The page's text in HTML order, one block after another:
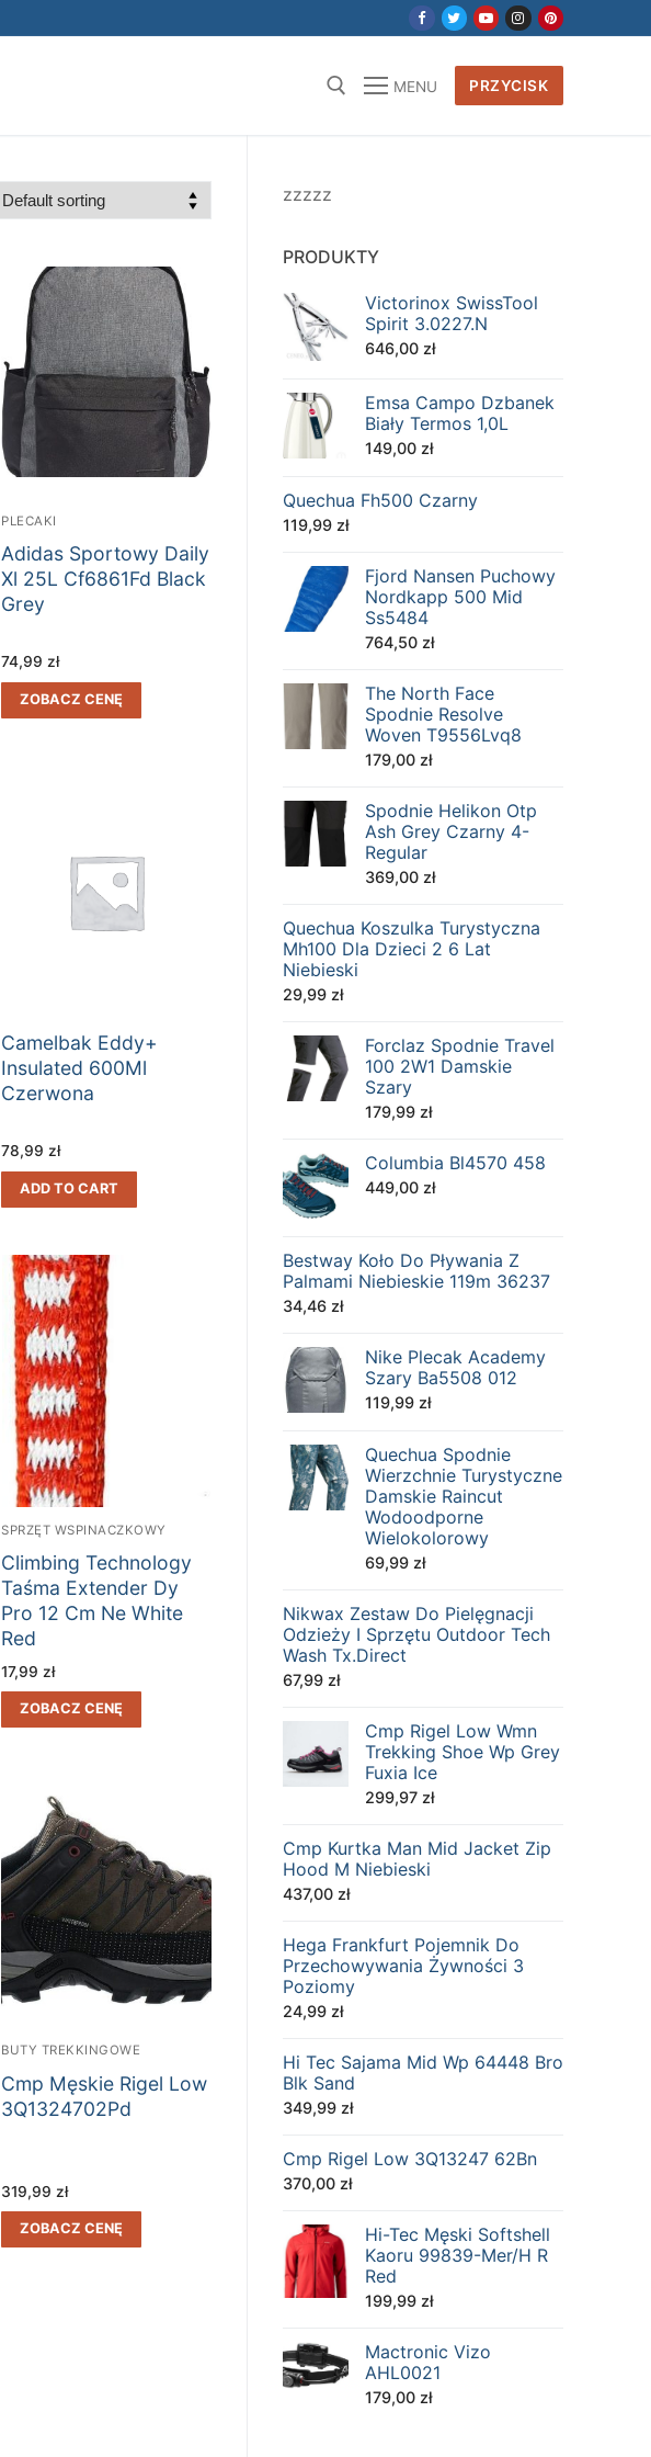
Szukaj:
MENU PRZYCISK
PLECAKI
Adidas Sportowy Daily
Xl 25L Cf6861Fd Black
Grey
74,99zł
ZOBACZ CENĘ
Camelbak Eddy+
Insulated 600Ml
Czerwona
78,99zł
ADD TO CART
SPRZĘT WSPINACZKOWY
Climbing Technology
Taśma Extender Dy
Pro 12 Cm Ne White
Red
17,99 zł
ZOBACZ CENĘ
BUTY TREKKINGOWE
Cmp Męskie Rigel Low
3Q1324702Pd
319,99 zł
ZOBACZ CENĘ
zzzzz
PRODUKTY
Victorinox SwissTool
Spirit 3.0227.N
646,00 zł
Emsa Campo Dzbanek
Biały Termos 1,0L
149,00 zł
Quechua Fh500 Czarny
119,99 zł
Fjord Nansen Puchowy
Nordkapp 500 Mid
Ss5484
764,50 zł
The North Face
Spodnie Resolve
Woven T9556Lvq8
179,00 zł
Spodnie Helikon Otp
Ash Grey Czarny 4-
Regular
369,00 zł
Quechua Koszulka Turystyczna
Mh100 Dla Dzieci 2 6 Lat
Niebieski
29,99 zł
Forclaz Spodnie Travel
100 2W1 Damskie
Szary
179,99 zł
Columbia Bl4570 458
449,00 zł
Bestway Koło Do Pływania Z
Palmami Niebieskie 119m 36237
34,46 zł
Nike Plecak Academy
Szary Ba5508 012
119,99 zł
Quechua Spodnie
Wierzchnie Turystyczne
Damskie Raincut
Wodoodporne
Wielokolorowy
69,99 zł
Nikwax Zestaw Do Pielęgnacji
Odzieży I Sprzętu Outdoor Tech
Wash Tx.Direct
67,99 zł
Cmp Rigel Low Wmn
Trekking Shoe Wp Grey
Fuxia Ice
299,97 zł
Cmp Kurtka Man Mid Jacket Zip
Hood M Niebieski
437,00 zł
Hega Frankfurt Pojemnik Do
Przechowywania Żywności 3
Poziomy
24,99 zł
Hi Tec Sajama Mid Wp 64448 Bro
Blk Sand
349,99 zł
Cmp Rigel Low 3Q13247 62Bn
370,00 zł
Hi-Tec Męski Softshell
Kaoru 99839-Mer/H R
Red
199,99 zł
Mactronic Vizo
AHL0021
179,00 zł